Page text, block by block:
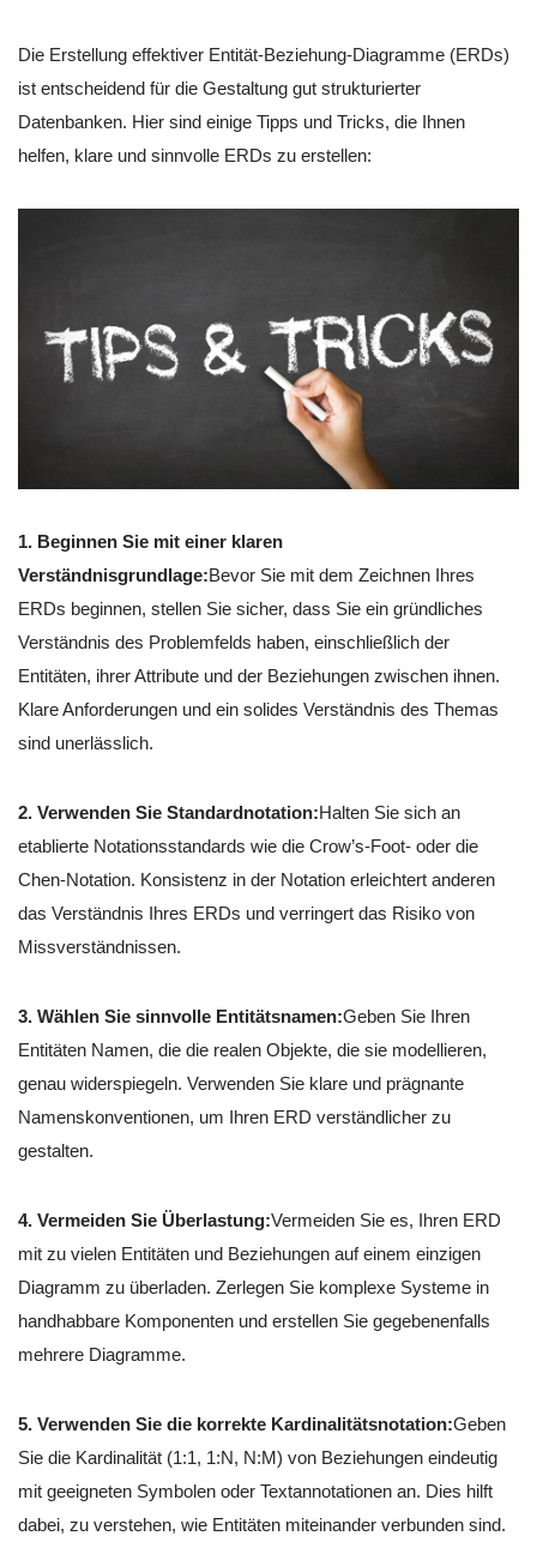
Die Erstellung effektiver Entität-Beziehung-Diagramme (ERDs)
ist entscheidend für die Gestaltung gut strukturierter
Datenbanken. Hier sind einige Tipps und Tricks, die Ihnen
helfen, klare und sinnvolle ERDs zu erstellen:
1. Beginnen Sie mit einer klaren
Verständnisgrundlage:Bevor Sie mit dem Zeichnen Ihres
ERDs beginnen, stellen Sie sicher, dass Sie ein gründliches
Verständnis des Problemfelds haben, einschließlich der
Entitäten, ihrer Attribute und der Beziehungen zwischen ihnen.
Klare Anforderungen und ein solides Verständnis des Themas
sind unerlässlich.
2. Verwenden Sie Standardnotation:Halten Sie sich an
etablierte Notationsstandards wie die Crow’s-Foot- oder die
Chen-Notation. Konsistenz in der Notation erleichtert anderen
das Verständnis Ihres ERDs und verringert das Risiko von
Missverständnissen.
3. Wählen Sie sinnvolle Entitätsnamen:Geben Sie Ihren
Entitäten Namen, die die realen Objekte, die sie modellieren,
genau widerspiegeln. Verwenden Sie klare und prägnante
Namenskonventionen, um Ihren ERD verständlicher zu
gestalten.
4. Vermeiden Sie Überlastung:Vermeiden Sie es, Ihren ERD
mit zu vielen Entitäten und Beziehungen auf einem einzigen
Diagramm zu überladen. Zerlegen Sie komplexe Systeme in
handhabbare Komponenten und erstellen Sie gegebenenfalls
mehrere Diagramme.
5. Verwenden Sie die korrekte Kardinalitätsnotation:Geben
Sie die Kardinalität (1:1, 1:N, N:M) von Beziehungen eindeutig
mit geeigneten Symbolen oder Textannotationen an. Dies hilft
dabei, zu verstehen, wie Entitäten miteinander verbunden sind.